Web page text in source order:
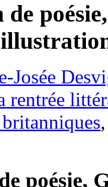
Josée
rentrée
poésie,